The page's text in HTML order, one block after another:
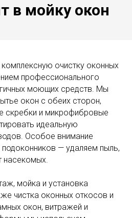
в мойку окон
очистку оконных
профессионального
моющих средств. Мы
окон с обеих сторон,
скребки и микрофибровые
идеальную
Особое внимание
— удаляем пыль,
насекомых.
мойка и установка
чистка оконных откосов и
окон, витражей и